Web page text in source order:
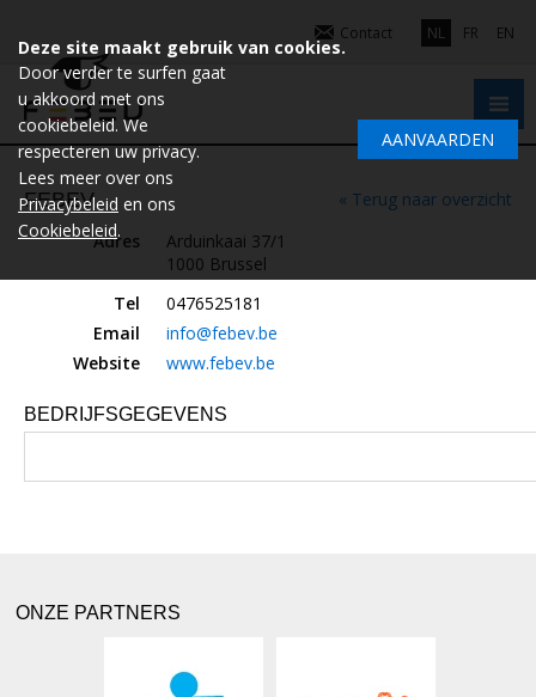
Contact NL FR EN
« Terug naar overzicht
FEBEV
Adres
Arduinkaai 37/1
1000 Brussel
Tel
0476525181
Email
info@febev.be
Website
www.febev.be
BEDRIJFSGEGEVENS
ONZE PARTNERS
Deze site maakt gebruik van cookies.
Door verder te surfen gaat
u akkoord met ons
cookiebeleid. We
respecteren uw privacy.
Lees meer over ons
Privacybeleid en ons
Cookiebeleid.
AANVAARDEN